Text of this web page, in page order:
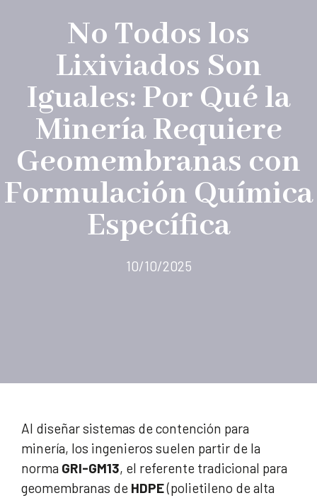
No Todos los
Lixiviados Son
Iguales: Por Qué la
Minería Requiere
Geomembranas con
Formulación Química
Específica
10/10/2025
Al diseñar sistemas de contención para
minería, los ingenieros suelen partir de la
norma GRI-GM13, el referente tradicional para
geomembranas de HDPE(polietileno de alta